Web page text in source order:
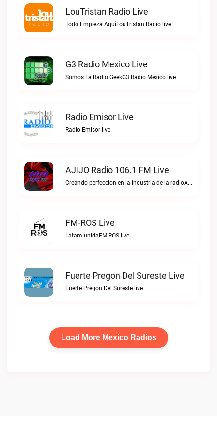
LouTristan Radio Live
Todo Empieza AquíLouTristan Radio live
G3 Radio Mexico Live
Somos La Radio GeekG3 Radio Mexico live
Radio Emisor Live
Radio Emisor live
AJIJO Radio 106.1 FM Live
Creando perfeccion en la industria de la radioAJIJO Radio 106.1 FM live
FM-ROS Live
Latam unidaFM-ROS live
Fuerte Pregon Del Sureste Live
Fuerte Pregon Del Sureste live
Load More Mexico Radios